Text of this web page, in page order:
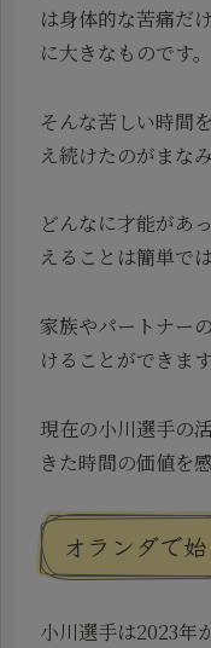
は身体的な苦痛だ
に大きなものです。
そんな苦しい時間
え続けたのがまな
どんなに才能があ
えることは簡単で
家族やパートナー
けることができます
現在の小川選手の
きた時間の価値を
オランダで
小川選手は2023年